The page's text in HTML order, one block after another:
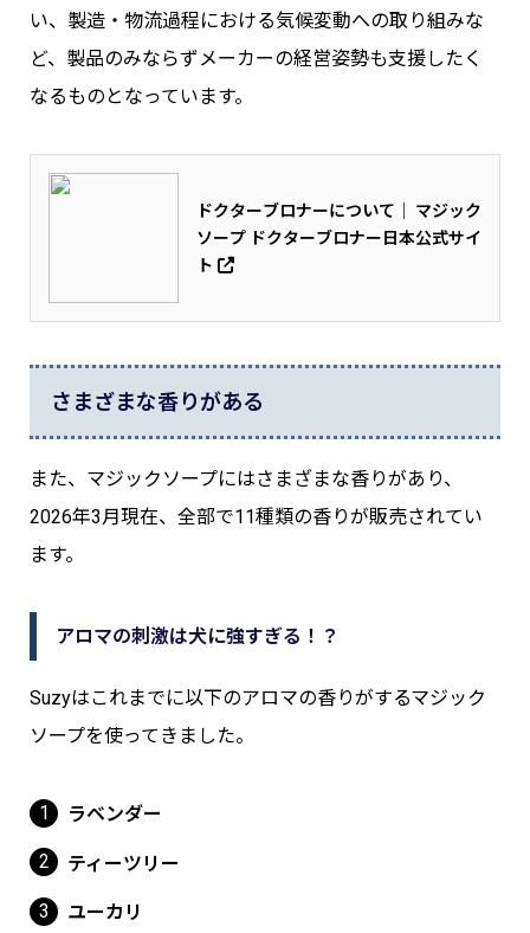
い、製造・物流過程における気候変動への取り組みな
ど、製品のみならずメーカーの経営姿勢も支援したく
なるものとなっています。
ドクターブロナーについて│ マジック
ソープ ドクターブロナー日本公式サイ
ト
さまざまな香りがある
また、マジックソープにはさまざまな香りがあり、
2026年3月現在、全部で11種類の香りが販売されてい
ます。
アロマの刺激は犬に強すぎる！？
Suzyはこれまでに以下のアロマの香りがするマジック
ソープを使ってきました。
ラベンダー
ティーツリー
ユーカリ